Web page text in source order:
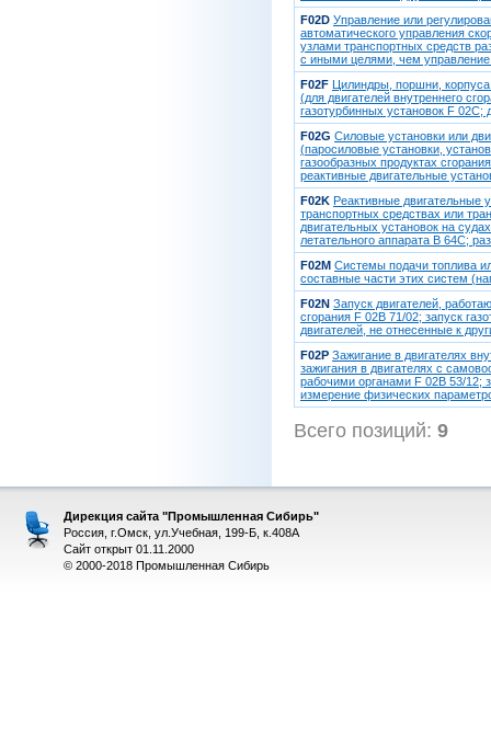
F02D Управление или
автоматического управления
узлами транспортных средств
с иными целями, чем
F02F Цилиндры, поршни, корпуса
(для двигателей внутреннего
газотурбинных установок F 02C;
F02G Силовые установки или
(паросиловые установки,
газообразных продуктах
реактивные двигательные
F02K Реактивные двигательные
транспортных средствах или
двигательных установок на
летательного аппарата B 64C;
F02M Системы подачи топлива
составные части этих систем
F02N Запуск двигателей,
сгорания F 02B 71/02; запуск
двигателей, не отнесенные к
F02P Зажигание в двигателях
зажигания в двигателях с
рабочими органами F 02B 53/12;
измерение физических
Всего позиций: 9
Дирекция сайта "Промышленная Сибирь"
Россия, г.Омск, ул.Учебная, 199-Б, к.408А
Сайт открыт 01.11.2000
© 2000-2018 Промышленная Сибирь